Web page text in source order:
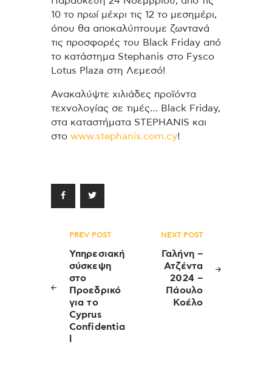
10 το πρωί μέχρι τις 12 το μεσημέρι,
όπου θα αποκαλύπτουμε ζωντανά
τις προσφορές του Black Friday από
το κατάστημα Stephanis στο Fysco
Lotus Plaza στη Λεμεσό!
Ανακαλύψτε χιλιάδες προϊόντα
τεχνολογίας σε τιμές… Black Friday,
στα καταστήματα STEPHANIS και
στο www.stephanis.com.cy!
Πλοήγηση
άρθρων
PREV POST
Υπηρεσιακή
σύσκεψη
στο
Προεδρικό
για το
Cyprus
Confidentia
NEXT POST
Γαλήνη –
Ατζέντα
2024 –
Πάουλο
Κοέλο